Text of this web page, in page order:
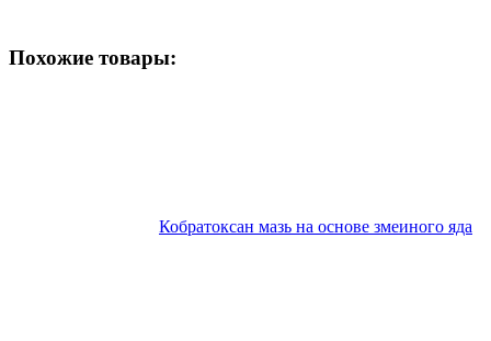
Похожие товары:
Кобратоксан мазь на основе змеиного яда